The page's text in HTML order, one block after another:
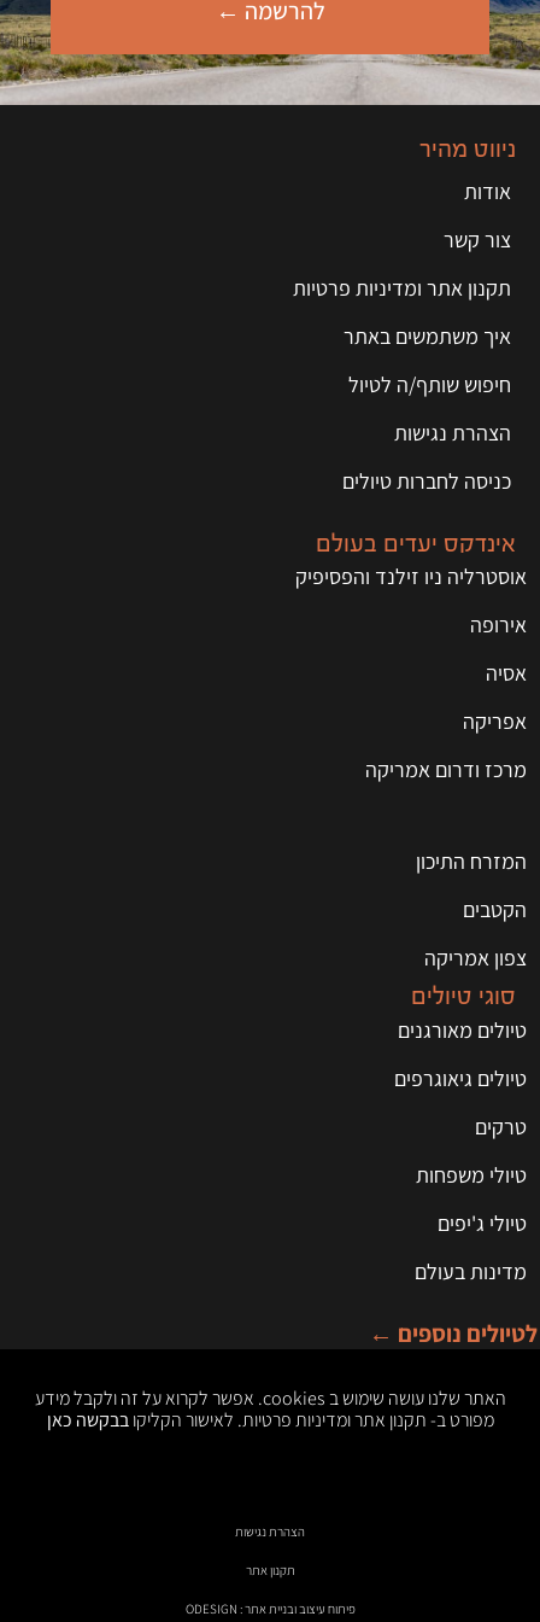
להרשמה ←
ניווט מהיר
אודות
צור קשר
תקנון אתר ומדיניות פרטיות
איך משתמשים באתר
חיפוש שותף/ה לטיול
הצהרת נגישות
כניסה לחברות טיולים
אינדקס יעדים בעולם
אוסטרליה ניו זילנד והפסיפיק
אירופה
אסיה
אפריקה
מרכז ודרום אמריקה
המזרח התיכון
הקטבים
צפון אמריקה
סוגי טיולים
טיולים מאורגנים
טיולים גיאוגרפים
טרקים
טיולי משפחות
טיולי ג'יפים
מדינות בעולם
לטיולים נוספים ←
האתר שלנו עושה שימוש ב cookies. אפשר לקרוא על זה ולקבל מידע
מפורט ב- תקנון אתר ומדיניות פרטיות. לאישור הקליקובבקשה כאן
הצהרת נגישות
תקנון אתר
פיתוח עיצוב ובניית אתר : ODESIGN